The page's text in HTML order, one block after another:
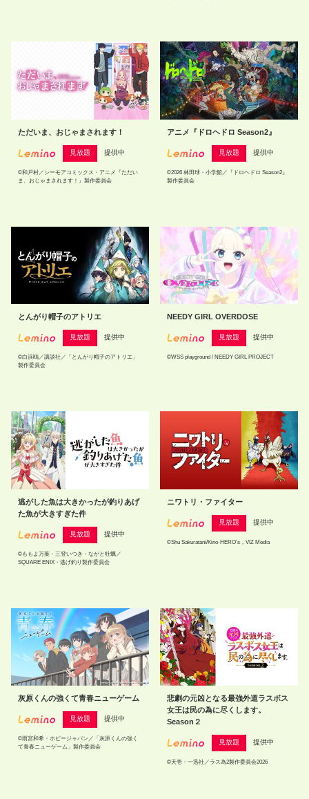
ただいま、おじゃまされます！
見放題 提供中
©和戸村／シーモアコミックス・アニメ『ただい
ま、おじゃまされます！』製作委員会
アニメ『ドロヘドロ Season2』
見放題 提供中
©2026 林田球・小学館／『ドロヘドロ Season2』
製作委員会
とんがり帽子のアトリエ
見放題 提供中
©白浜鴎／講談社／「とんがり帽子のアトリエ」
製作委員会
NEEDY GIRL OVERDOSE
見放題 提供中
©WSS playground / NEEDY GIRL PROJECT
逃がした魚は大きかったが釣りあげ
た魚が大きすぎた件
見放題 提供中
©ももよ万葉・三登いつき・ながと牡蠣／
SQUARE ENIX・逃げ釣り製作委員会
ニワトリ・ファイター
見放題 提供中
©Shu Sakuratani/Kino-HERO’s，VIZ Media
灰原くんの強くて青春ニューゲーム
見放題 提供中
©雨宮和希・ホビージャパン／「灰原くんの強く
て青春ニューゲーム」製作委員会
悲劇の元凶となる最強外道ラスボス
女王は民の為に尽くします。
Season２
見放題 提供中
©天壱・一迅社／ラス為2製作委員会2026